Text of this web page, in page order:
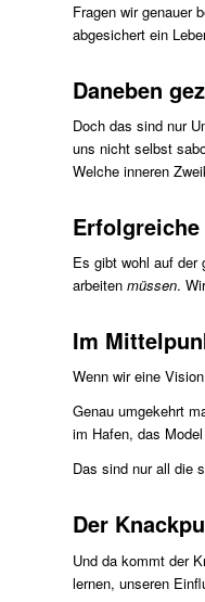
Fragen wir genauer
abgesichert ein
Daneben
Doch das sind nur
uns nicht selbst
Welche inneren
Es gibt wohl auf der
arbeiten müssen.
Im
Wenn wir eine
Genau umgekehrt
im Hafen, das
Das sind nur all die
Der
Und da kommt der
lernen, unseren